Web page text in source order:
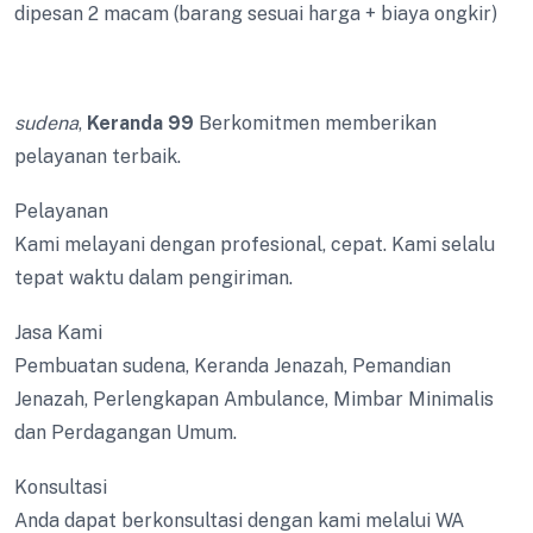
dipesan 2 macam (barang sesuai harga + biaya ongkir)
sudena, Keranda 99 Berkomitmen memberikan
pelayanan terbaik.
Pelayanan
Kami melayani dengan profesional, cepat. Kami selalu
tepat waktu dalam pengiriman.
Jasa Kami
Pembuatan sudena, Keranda Jenazah, Pemandian
Jenazah, Perlengkapan Ambulance, Mimbar Minimalis
dan Perdagangan Umum.
Konsultasi
Anda dapat berkonsultasi dengan kami melalui WA